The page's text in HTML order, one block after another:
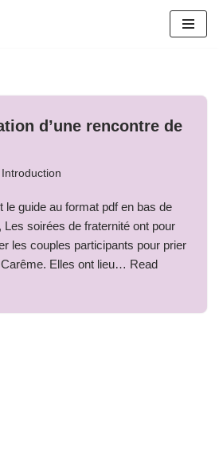
d’une rencontre de
Introduction
le guide au format pdf en bas de
Les soirées de fraternité ont pour
les couples participants pour prier
Elles ont lieu… Read